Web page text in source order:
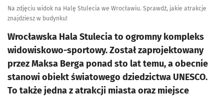
Na zdjęciu widok na Halę Stulecia we Wrocławiu. Sprawdź, jakie atrakcje
znajdziesz w budynku!
Wrocławska Hala Stulecia to ogromny kompleks
widowiskowo-sportowy. Został zaprojektowany
przez Maksa Berga ponad sto lat temu, a obecnie
stanowi obiekt światowego dziedzictwa UNESCO.
To także jedna z atrakcji miasta oraz miejsce